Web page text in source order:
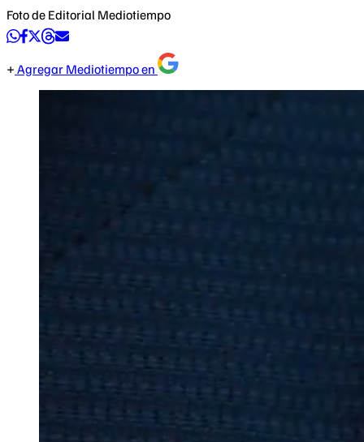
Foto de Editorial Mediotiempo
Agregar Mediotiempo en